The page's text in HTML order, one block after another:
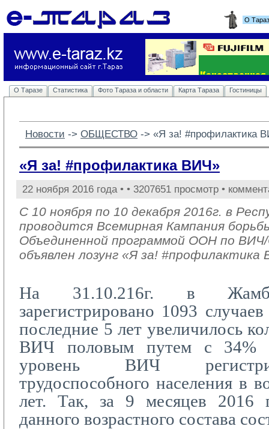
О
О Таразе Статистика Фото Тараза и области Карта Тараза Гостиницы
Новости -> ОБЩЕСТВО -> «Я за! #профилактика
«Я за! #профилактика ВИЧ»
22 ноября 2016 года • • 3207651 просмотр •
С 10 ноября по 10 декабря 2016г. в
проводится Всемирная Кампания
Объединенной программой ООН по
объявлен лозунг «Я за! #профилактика
На 31.10.216г. в
зарегистрировано 1093
последние 5 лет увеличилось
ВИЧ половым путем с 34%
уровень ВИЧ
трудоспособного населения в
лет. Так, за 9 месяцев 2016
данного возрастного состава